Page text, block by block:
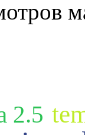
2.5